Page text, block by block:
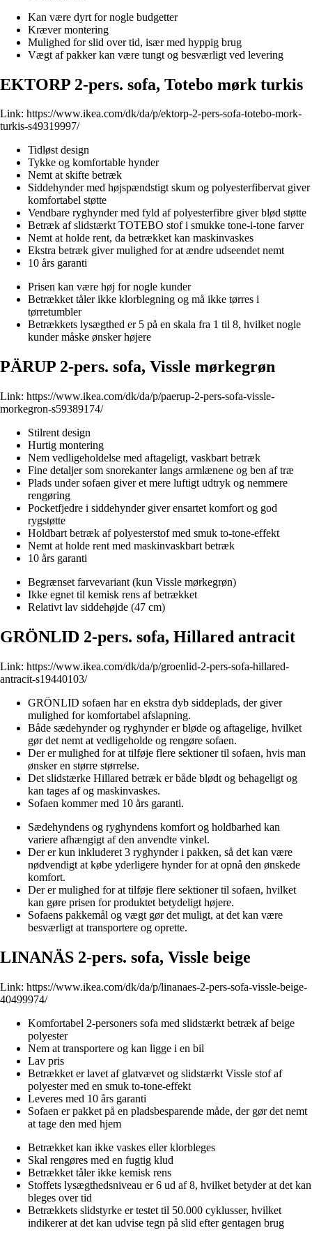
Kan være dyrt for nogle budgetter
Kræver montering
Mulighed for slid over tid, især med hyppig brug
Vægt af pakker kan være tungt og besværligt ved levering
EKTORP 2-pers. sofa, Totebo mørk turkis
Link: https://www.ikea.com/dk/da/p/ektorp-2-pers-sofa-totebo-mork-
turkis-s49319997/
Tidløst design
Tykke og komfortable hynder
Nemt at skifte betræk
Siddehynder med højspændstigt skum og polyesterfibervat giver
komfortabel støtte
Vendbare ryghynder med fyld af polyesterfibre giver blød støtte
Betræk af slidstærkt TOTEBO stof i smukke tone-i-tone farver
Nemt at holde rent, da betrækket kan maskinvaskes
Ekstra betræk giver mulighed for at ændre udseendet nemt
10 års garanti
Prisen kan være høj for nogle kunder
Betrækket tåler ikke klorblegning og må ikke tørres i
tørretumbler
Betrækkets lysægthed er 5 på en skala fra 1 til 8, hvilket nogle
kunder måske ønsker højere
PÄRUP 2-pers. sofa, Vissle mørkegrøn
Link: https://www.ikea.com/dk/da/p/paerup-2-pers-sofa-vissle-
morkegron-s59389174/
Stilrent design
Hurtig montering
Nem vedligeholdelse med aftageligt, vaskbart betræk
Fine detaljer som snorekanter langs armlænene og ben af træ
Plads under sofaen giver et mere luftigt udtryk og nemmere
rengøring
Pocketfjedre i siddehynder giver ensartet komfort og god
rygstøtte
Holdbart betræk af polyesterstof med smuk to-tone-effekt
Nemt at holde rent med maskinvaskbart betræk
10 års garanti
Begrænset farvevariant (kun Vissle mørkegrøn)
Ikke egnet til kemisk rens af betrækket
Relativt lav siddehøjde (47 cm)
GRÖNLID 2-pers. sofa, Hillared antracit
Link: https://www.ikea.com/dk/da/p/groenlid-2-pers-sofa-hillared-
antracit-s19440103/
GRÖNLID sofaen har en ekstra dyb siddeplads, der giver
mulighed for komfortabel afslapning.
Både sædehynder og ryghynder er bløde og aftagelige, hvilket
gør det nemt at vedligeholde og rengøre sofaen.
Der er mulighed for at tilføje flere sektioner til sofaen, hvis man
ønsker en større størrelse.
Det slidstærke Hillared betræk er både blødt og behageligt og
kan tages af og maskinvaskes.
Sofaen kommer med 10 års garanti.
Sædehyndens og ryghyndens komfort og holdbarhed kan
variere afhængigt af den anvendte vinkel.
Der er kun inkluderet 3 ryghynder i pakken, så det kan være
nødvendigt at købe yderligere hynder for at opnå den ønskede
komfort.
Der er mulighed for at tilføje flere sektioner til sofaen, hvilket
kan gøre prisen for produktet betydeligt højere.
Sofaens pakkemål og vægt gør det muligt, at det kan være
besværligt at transportere og oprette.
LINANÄS 2-pers. sofa, Vissle beige
Link: https://www.ikea.com/dk/da/p/linanaes-2-pers-sofa-vissle-beige-
40499974/
Komfortabel 2-personers sofa med slidstærkt betræk af beige
polyester
Nem at transportere og kan ligge i en bil
Lav pris
Betrækket er lavet af glatvævet og slidstærkt Vissle stof af
polyester med en smuk to-tone-effekt
Leveres med 10 års garanti
Sofaen er pakket på en pladsbesparende måde, der gør det nemt
at tage den med hjem
Betrækket kan ikke vaskes eller klorbleges
Skal rengøres med en fugtig klud
Betrækket tåler ikke kemisk rens
Stoffets lysægthedsniveau er 6 ud af 8, hvilket betyder at det kan
bleges over tid
Betrækkets slidstyrke er testet til 50.000 cyklusser, hvilket
indikerer at det kan udvise tegn på slid efter gentagen brug